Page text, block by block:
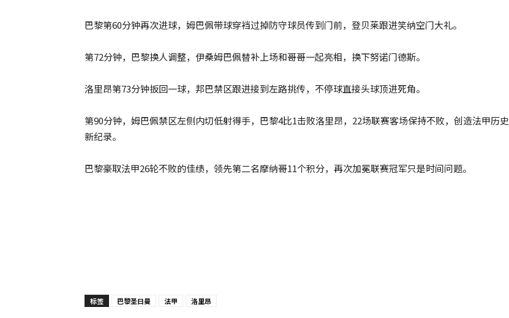
巴黎第60分钟再次进球，姆巴佩带球穿裆过掉防守球员传到门前，登贝莱跟进笑纳空门大礼。
第72分钟，巴黎换人调整，伊桑姆巴佩替补上场和哥哥一起亮相，换下努诺门德斯。
洛里昂第73分钟扳回一球，邦巴禁区跟进接到左路挑传，不停球直接头球顶进死角。
第90分钟，姆巴佩禁区左侧内切低射得手，巴黎4比1击败洛里昂，22场联赛客场保持不败，创造法甲历史
新纪录。
巴黎豪取法甲26轮不败的佳绩，领先第二名摩纳哥11个积分，再次加冕联赛冠军只是时间问题。
标签 巴黎圣日曼 法甲 洛里昂